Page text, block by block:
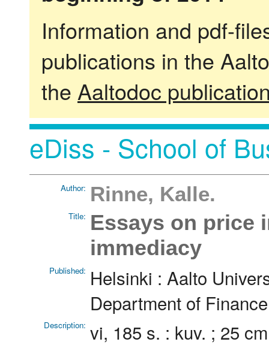
Information and pdf-
publications in the
the Aaltodoc
eDiss - School of
Author: Rinne, Kalle.
Title: Essays on price
immediacy
Published: Helsinki : Aalto
Department of
Description: vi, 185 s. : kuv. ; 25